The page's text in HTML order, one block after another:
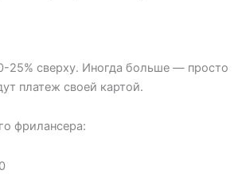
25% сверху. Иногда больше — просто
платеж своей картой.
фрилансера: